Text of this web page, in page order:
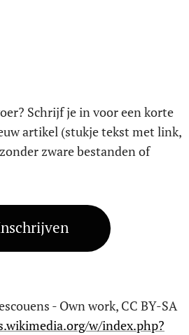
Schrijf je in voor een korte
artikel (stukje tekst met link,
zware bestanden of
- Own work, CC BY-SA
w/index.php?